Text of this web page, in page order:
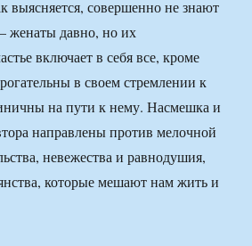
выясняется, совершенно не знают
женаты давно, но их
включает в себя все, кроме
в своем стремлении к
на пути к нему. Насмешка и
направлены против мелочной
невежества и равнодушия,
которые мешают нам жить и